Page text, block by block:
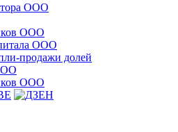
ООО
ООО
ООО
продажи долей
ООО